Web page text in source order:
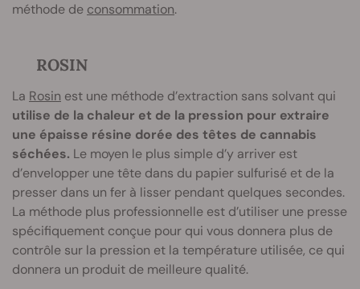
méthode de consommation.
ROSIN
La Rosin est une méthode d’extraction sans solvant qui
utilise de la chaleur et de la pression pour extraire
une épaisse résine dorée des têtes de cannabis
séchées. Le moyen le plus simple d’y arriver est
d’envelopper une tête dans du papier sulfurisé et de la
presser dans un fer à lisser pendant quelques secondes.
La méthode plus professionnelle est d’utiliser une presse
spécifiquement conçue pour qui vous donnera plus de
contrôle sur la pression et la température utilisée, ce qui
donnera un produit de meilleure qualité.